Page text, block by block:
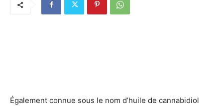
Également connue sous le nom d’huile de cannabidiol